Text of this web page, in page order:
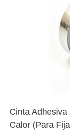
Cinta
Calor (Para